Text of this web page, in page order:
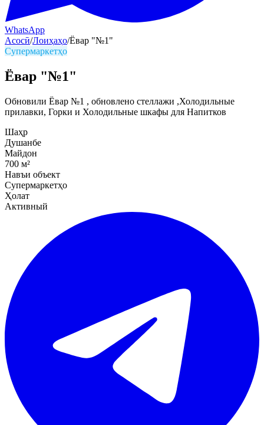
WhatsApp
Асосӣ/Лоиҳаҳо/Ёвар "№1"
Супермаркетҳо
Ёвар "№1"
Обновили Ёвар №1 , обновлено стеллажи ,Холодильные
прилавки, Горки и Холодильные шкафы для Напитков
Шаҳр
Душанбе
Майдон
700 м²
Навъи объект
Супермаркетҳо
Ҳолат
Активный